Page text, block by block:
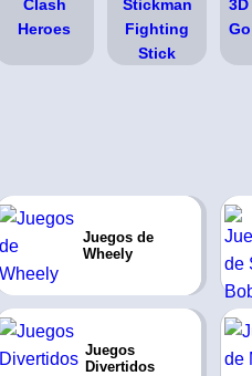
Juegos de
Wheely
Juegos
Divertidos